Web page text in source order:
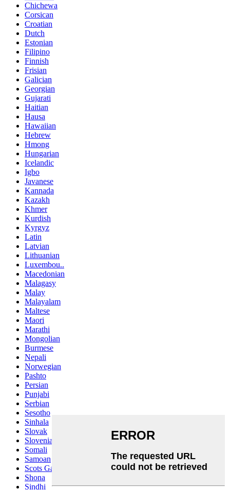
Chichewa
Corsican
Croatian
Dutch
Estonian
Filipino
Finnish
Frisian
Galician
Georgian
Gujarati
Haitian
Hausa
Hawaiian
Hebrew
Hmong
Hungarian
Icelandic
Igbo
Javanese
Kannada
Kazakh
Khmer
Kurdish
Kyrgyz
Latin
Latvian
Lithuanian
Luxembou..
Macedonian
Malagasy
Malay
Malayalam
Maltese
Maori
Marathi
Mongolian
Burmese
Nepali
Norwegian
Pashto
Persian
Punjabi
Serbian
Sesotho
Sinhala
Slovak
Slovenian
Somali
Samoan
Scots Gaelic
Shona
Sindhi